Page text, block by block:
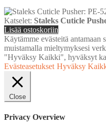
Katselet: Staleks Cuticle
Lisää ostoskoriin
Käytämme evästeitä antamaan
muistamalla mieltymyksesi
"Hyväksy Kaikki", hyväksyt
Evästeasetukset Hyväksy
Close
Privacy Overview